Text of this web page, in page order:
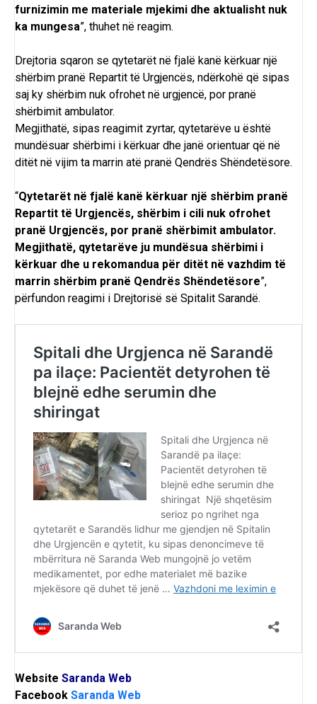
furnizimin me materiale mjekimi dhe aktualisht nuk
ka mungesa”, thuhet në reagim.
Drejtoria sqaron se qytetarët në fjalë kanë kërkuar një
shërbim pranë Repartit të Urgjencës, ndërkohë që sipas
saj ky shërbim nuk ofrohet në urgjencë, por pranë
shërbimit ambulator.
Megjithatë, sipas reagimit zyrtar, qytetarëve u është
mundësuar shërbimi i kërkuar dhe janë orientuar që në
ditët në vijim ta marrin atë pranë Qendrës Shëndetësore.
“Qytetarët në fjalë kanë kërkuar një shërbim pranë
Repartit të Urgjencës, shërbim i cili nuk ofrohet
pranë Urgjencës, por pranë shërbimit ambulator.
Megjithatë, qytetarëve ju mundësua shërbimi i
kërkuar dhe u rekomandua për ditët në vazhdim të
marrin shërbim pranë Qendrës Shëndetësore”,
përfundon reagimi i Drejtorisë së Spitalit Sarandë.
Website Saranda Web
Facebook Saranda Web